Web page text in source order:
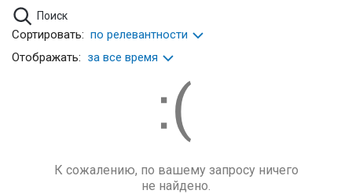
Поиск
Сортировать: по релевантности
Отображать: за все время
К сожалению, по вашему запросу ничего
не найдено.